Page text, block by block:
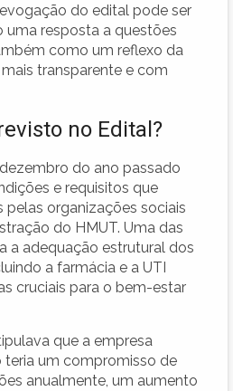
do edital pode ser
uma resposta a questões
como um reflexo da
transparente e com
no Edital?
do ano passado
e requisitos que
pelas organizações sociais
do HMUT. Uma das
a adequação estrutural dos
a farmácia e a UTI
cruciais para o bem-estar
que a empresa
um compromisso de
anualmente, um aumento